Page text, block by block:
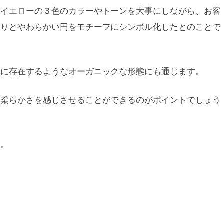
エローの３色のカラーやトーンを大事にしながら、お客
とやわらかい円をモチーフにシンボル化したとのことで
在するようなオーガニックな形態にも通じます。
らかさを感じさせることができるのがポイントでしょう